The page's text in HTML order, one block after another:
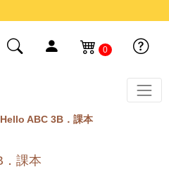
0
ABC 3B．課本
．課本